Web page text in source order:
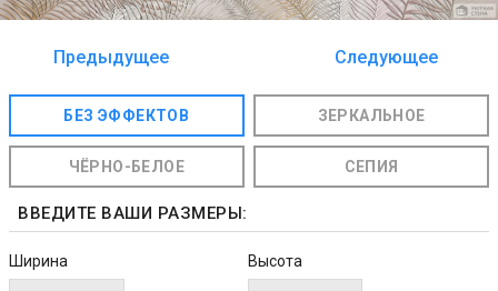
Предыдущее
Следующее
БЕЗ ЭФФЕКТОВ ЗЕРКАЛЬНОЕ
ЧЁРНО-БЕЛОЕ СЕПИЯ
ВВЕДИТЕ ВАШИ РАЗМЕРЫ:
Ширина Высота